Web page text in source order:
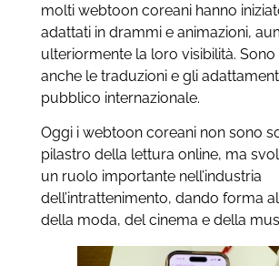
molti webtoon coreani hanno
adattati in drammi e animazioni,
ulteriormente la loro visibilità.
anche le traduzioni e gli
pubblico internazionale.
Oggi i webtoon coreani non sono
pilastro della lettura online, ma
un ruolo importante nell’industria
dell’intrattenimento, dando forma
della moda, del cinema e della